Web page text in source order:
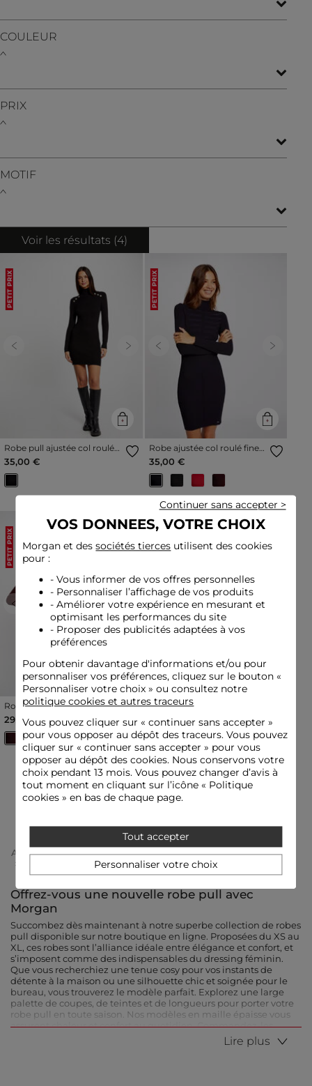
COULEUR
PRIX
MOTIF
Voir les résultats (4)
PETIT PRIX
Previous Next
Robe pull ajustée col roulé
et boutons noir femme
35,00 €
PETIT PRIX
Previous Next
Robe ajustée col roulé fine
maille bleu marine femme
35,00 €
PETIT PRIX
Previous Next
Robe ajustée col roulé fine
maille violet foncé femme
29,00 €
PETIT PRIX
Previous
Robe pull longue droite à
femme
39,00 €
Vous avez vu4articles sur4
PRÊTE À CRAQUER ?
Accueil Vêtements Femme
Robes Femme
Robes Pull Femme
Offrez-vous une nouvelle robe pull avec
Morgan
Succombez dès maintenant à notre superbe collection de robes
pull disponible sur notre boutique en ligne. Proposées du XS au
XL, ces robes sont l’alliance idéale entre élégance et confort, et
s’imposent comme des indispensables du dressing féminin.
Que vous recherchiez une tenue cosy pour vos instants de
détente à la maison ou une silhouette chic et soignée pour le
bureau, vous trouverez le modèle parfait. Explorez une large
palette de coupes, de teintes et de longueurs pour porter votre
robe pull en toute saison. Nos modèles en maille épaisse vous
assurent chaleur et confort au quotidien. Commandez-les
Lire plus
VOS DONNEES, VOTRE CHOIX
Morgan et dessociétés tierces utilisent des cookies
pour :
- Vous informer de vos offres personnelles
- Personnaliser l’affichage de vos produits
- Améliorer votre expérience en mesurant et
optimisant les performances du site
- Proposer des publicités adaptées à vos
préférences
Pour obtenir davantage d'informations et/ou pour
personnaliser vos préférences, cliquez sur le bouton «
Personnaliser votre choix » ou consultez notre
politique cookies et autres traceurs
Vous pouvez cliquer sur « continuer sans accepter»
pour vous opposer au dépôt des traceurs. Vous pouvez
cliquer sur « continuer sans accepter » pour vous
opposer au dépôt des cookies. Nous conservons votre
choix pendant 13 mois. Vous pouvez changer d’avis à
tout moment en cliquant sur l’icône « Politique
cookies » en bas de chaque page.
Tout accepter
Continuer sans accepter >
Personnaliser votre choix